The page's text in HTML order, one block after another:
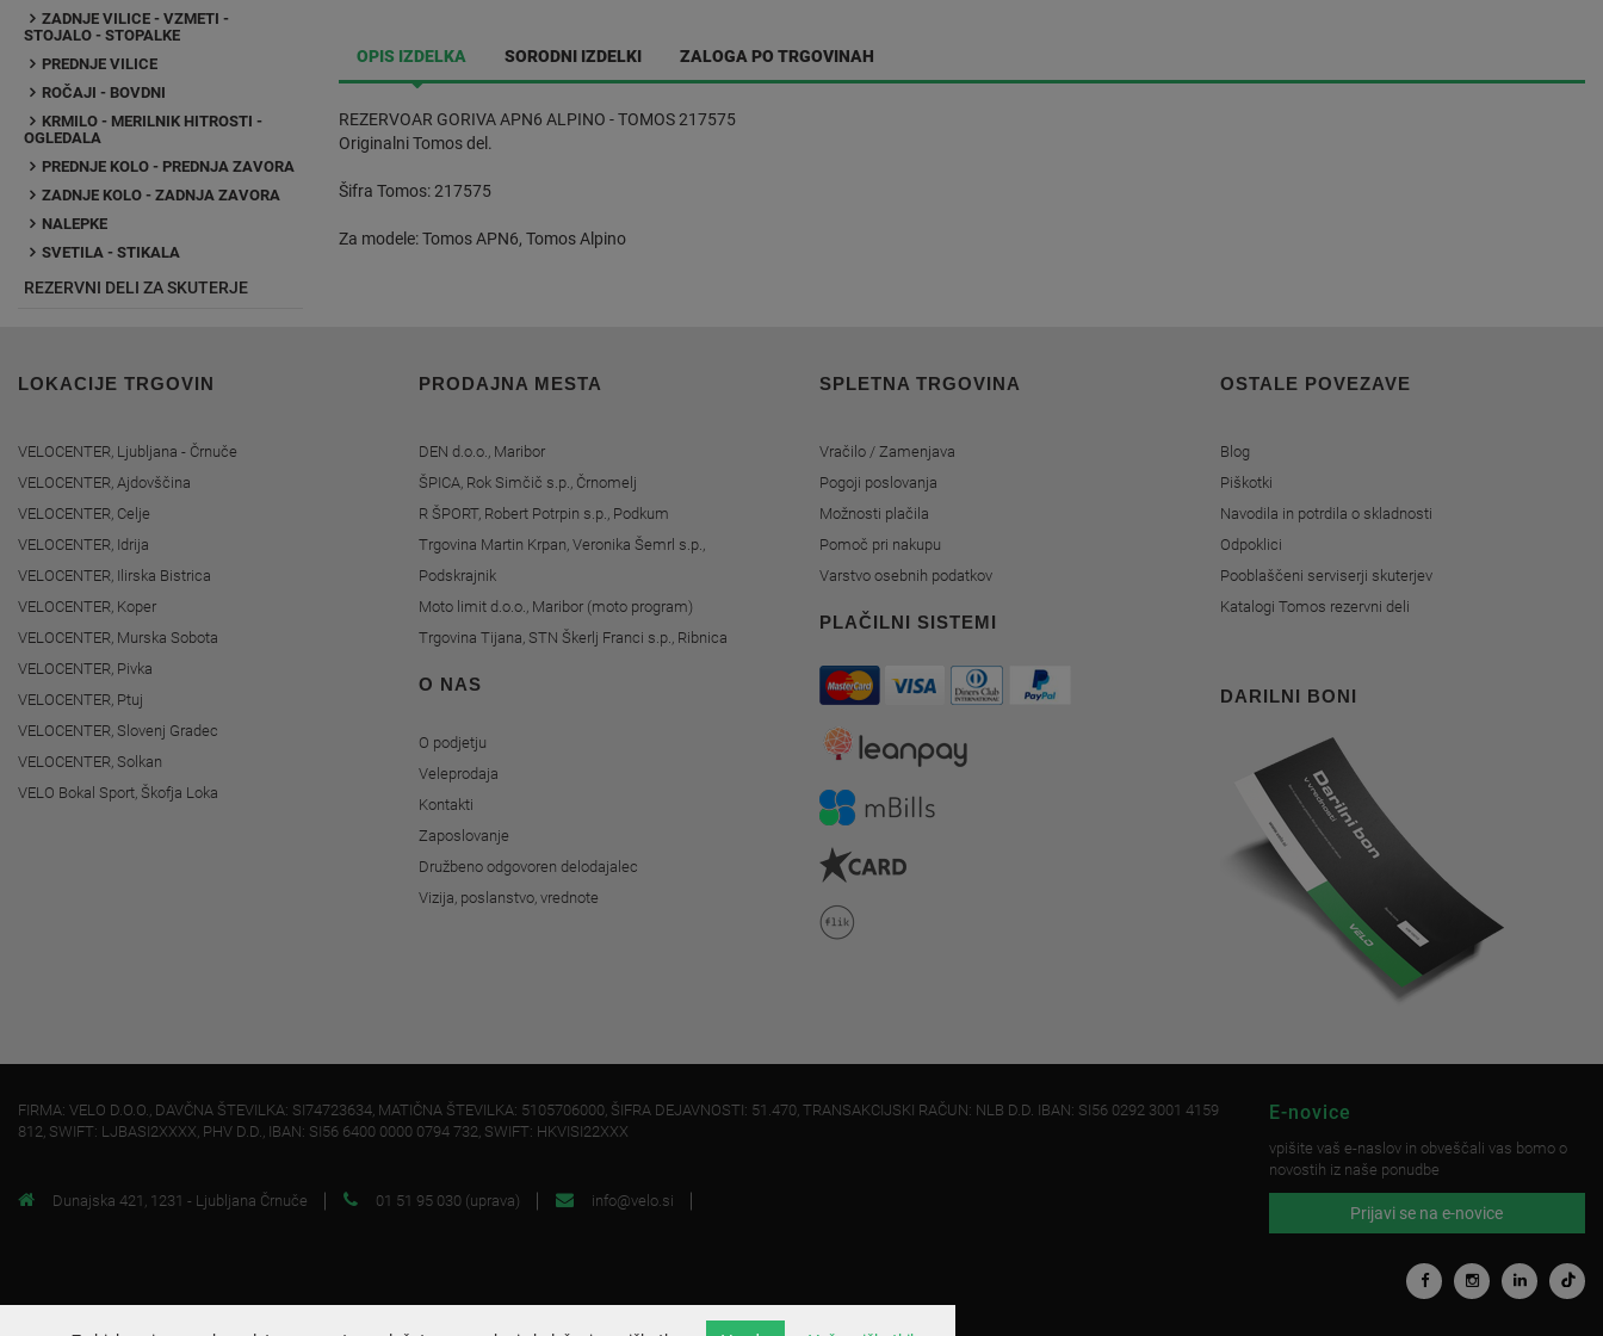
ZADNJE VILICE - VZMETI -
STOJALO - STOPALKE
PREDNJE VILICE
ROČAJI - BOVDNI
KRMILO - MERILNIK HITROSTI -
OGLEDALA
PREDNJE KOLO - PREDNJA ZAVORA
ZADNJE KOLO - ZADNJA ZAVORA
NALEPKE
SVETILA - STIKALA
REZERVNI DELI ZA SKUTERJE
OPIS IZDELKA SORODNI IZDELKI ZALOGA PO TRGOVINAH
REZERVOAR GORIVA APN6 ALPINO - TOMOS 217575
Originalni Tomos del.
Šifra Tomos: 217575
Za modele: Tomos APN6, Tomos Alpino
LOKACIJE TRGOVIN
VELOCENTER, Ljubljana - Črnuče
VELOCENTER, Ajdovščina
VELOCENTER, Celje
VELOCENTER, Idrija
VELOCENTER, Ilirska Bistrica
VELOCENTER, Koper
VELOCENTER, Murska Sobota
VELOCENTER, Pivka
VELOCENTER, Ptuj
VELOCENTER, Slovenj Gradec
VELOCENTER, Solkan
VELO Bokal Sport, Škofja Loka
PRODAJNA MESTA
DEN d.o.o., Maribor
ŠPICA, Rok Simčič s.p., Črnomelj
R ŠPORT, Robert Potrpin s.p., Podkum
Trgovina Martin Krpan, Veronika Šemrl s.p.,
Podskrajnik
Moto limit d.o.o., Maribor (moto program)
Trgovina Tijana, STN Škerlj Franci s.p., Ribnica
O NAS
O podjetju
Veleprodaja
Kontakti
Zaposlovanje
Družbeno odgovoren delodajalec
Vizija, poslanstvo, vrednote
SPLETNA TRGOVINA
Vračilo / Zamenjava
Pogoji poslovanja
Možnosti plačila
Pomoč pri nakupu
Varstvo osebnih podatkov
PLAČILNI SISTEMI
OSTALE POVEZAVE
Blog
Piškotki
Navodila in potrdila o skladnosti
Odpoklici
Pooblaščeni serviserji skuterjev
Katalogi Tomos rezervni deli
DARILNI BONI
FIRMA: VELO D.O.O., DAVČNA ŠTEVILKA: SI74723634, MATIČNA ŠTEVILKA: 5105706000, ŠIFRA DEJAVNOSTI: 51.470, TRANSAKCIJSKI RAČUN: NLB D.D. IBAN: SI56 0292 3001 4159
812, SWIFT: LJBASI2XXXX, PHV D.D., IBAN: SI56 6400 0000 0794 732, SWIFT: HKVISI22XXX
Dunajska 421, 1231 - Ljubljana Črnuče 01 51 95 030 (uprava) info@velo.si
E-novice
vpišite vaš e-naslov in obveščali vas bomo o
novostih iz naše ponudbe
Prijavi se na e-novice